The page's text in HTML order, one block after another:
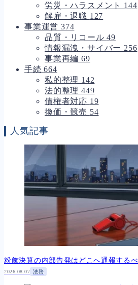
労災・ハラスメント 144
解雇・退職 127
事業運営 374
品質・リコール49
情報漏洩・サイバー 256
事業再編 69
手続664
私的整理 142
法的整理 449
債権者対応 19
換価・競売 54
人気記事
粉飾決算の内部告発はどこへ通報する
2026.08.07 法務